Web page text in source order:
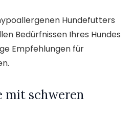
Hundefutters
Bedürfnissen Ihres Hundes
Empfehlungen für
mit schweren